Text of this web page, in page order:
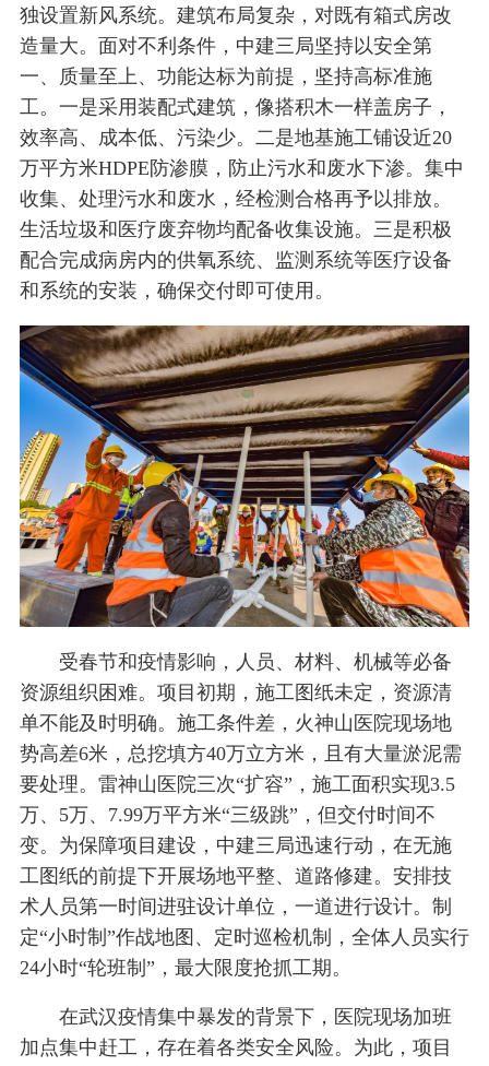
独设置新风系统。建筑布局复杂，对既有箱式房改
造量大。面对不利条件，中建三局坚持以安全第
一、质量至上、功能达标为前提，坚持高标准施
工。一是采用装配式建筑，像搭积木一样盖房子，
效率高、成本低、污染少。二是地基施工铺设近20
万平方米HDPE防渗膜，防止污水和废水下渗。集中
收集、处理污水和废水，经检测合格再予以排放。
生活垃圾和医疗废弃物均配备收集设施。三是积极
配合完成病房内的供氧系统、监测系统等医疗设备
和系统的安装，确保交付即可使用。
受春节和疫情影响，人员、材料、机械等必备
资源组织困难。项目初期，施工图纸未定，资源清
单不能及时明确。施工条件差，火神山医院现场地
势高差6米，总挖填方40万立方米，且有大量淤泥需
要处理。雷神山医院三次“扩容”，施工面积实现3.5
万、5万、7.99万平方米“三级跳”，但交付时间不
变。为保障项目建设，中建三局迅速行动，在无施
工图纸的前提下开展场地平整、道路修建。安排技
术人员第一时间进驻设计单位，一道进行设计。制
定“小时制”作战地图、定时巡检机制，全体人员实行
24小时“轮班制”，最大限度抢抓工期。
在武汉疫情集中暴发的背景下，医院现场加班
加点集中赶工，存在着各类安全风险。为此，项目